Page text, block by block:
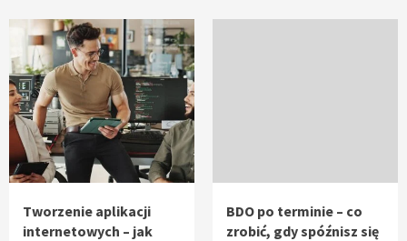
Tworzenie aplikacji
internetowych – jak
BDO po terminie – co
zrobić, gdy spóźnisz się